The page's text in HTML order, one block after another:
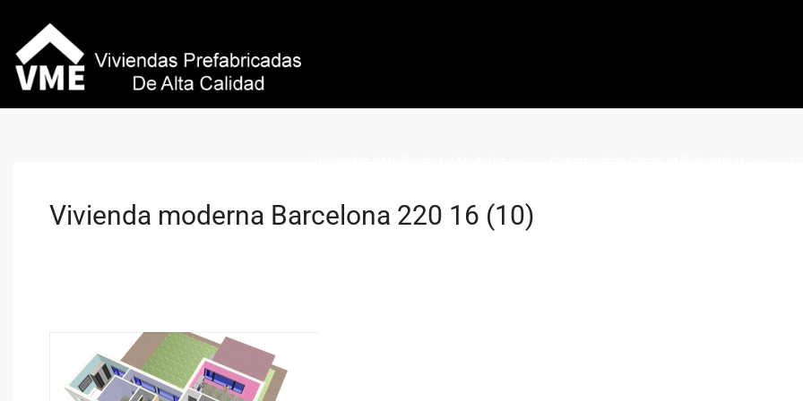
Vivienda moderna Barcelona 220 16 (10)